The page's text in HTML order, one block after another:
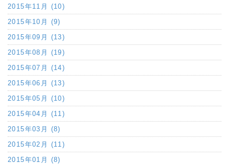
2015年11月 (10)
2015年10月 (9)
2015年09月 (13)
2015年08月 (19)
2015年07月 (14)
2015年06月 (13)
2015年05月 (10)
2015年04月 (11)
2015年03月 (8)
2015年02月 (11)
2015年01月 (8)